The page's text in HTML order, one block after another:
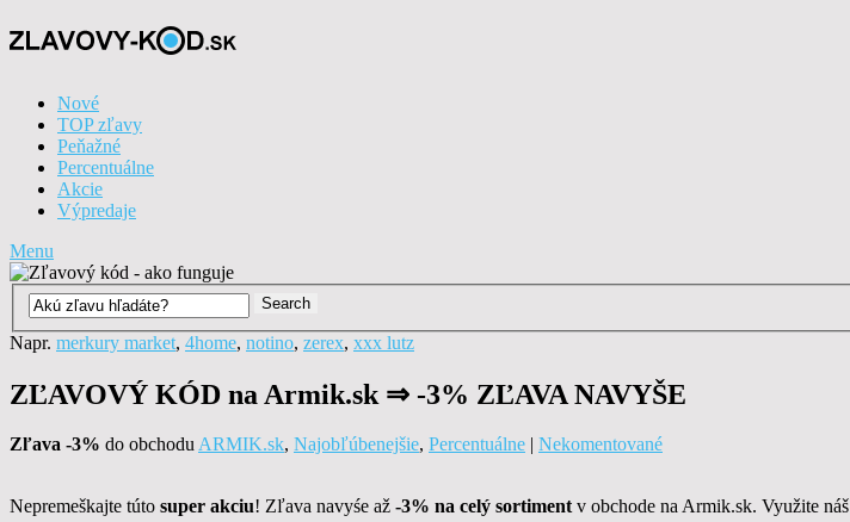
Nové
TOP zľavy
Peňažné
Percentuálne
Akcie
Výpredaje
Menu
Napr. merkury market, 4home, notino, zerex, xxx lutz
ZĽAVOVÝ KÓD na Armik.sk ⇒ -3% ZĽAVA NAVYŠE
Zľava -3% do obchoduARMIK.sk, Najobľúbenejšie, Percentuálne | Nekomentované
Nepremeškajte túto super akciu! Zľava navyśe až -3% na celý sortimentv obchode na Armik.sk. Využite náš